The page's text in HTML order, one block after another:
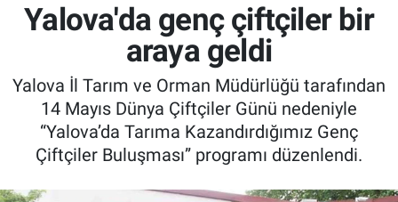
Yalova'da genç çiftçiler bir
araya geldi
Yalova İl Tarım ve Orman Müdürlüğü tarafından
14 Mayıs Dünya Çiftçiler Günü nedeniyle
“Yalova’da Tarıma Kazandırdığımız Genç
Çiftçiler Buluşması” programı düzenlendi.
Tarımsal Destekler
Tarım Bakanlığı
TZOB
Tarım Kredi Kooperatifleri
Pankobirlik
Tüm Manşetler
Son Dakika Haberleri
Haber Arşivi